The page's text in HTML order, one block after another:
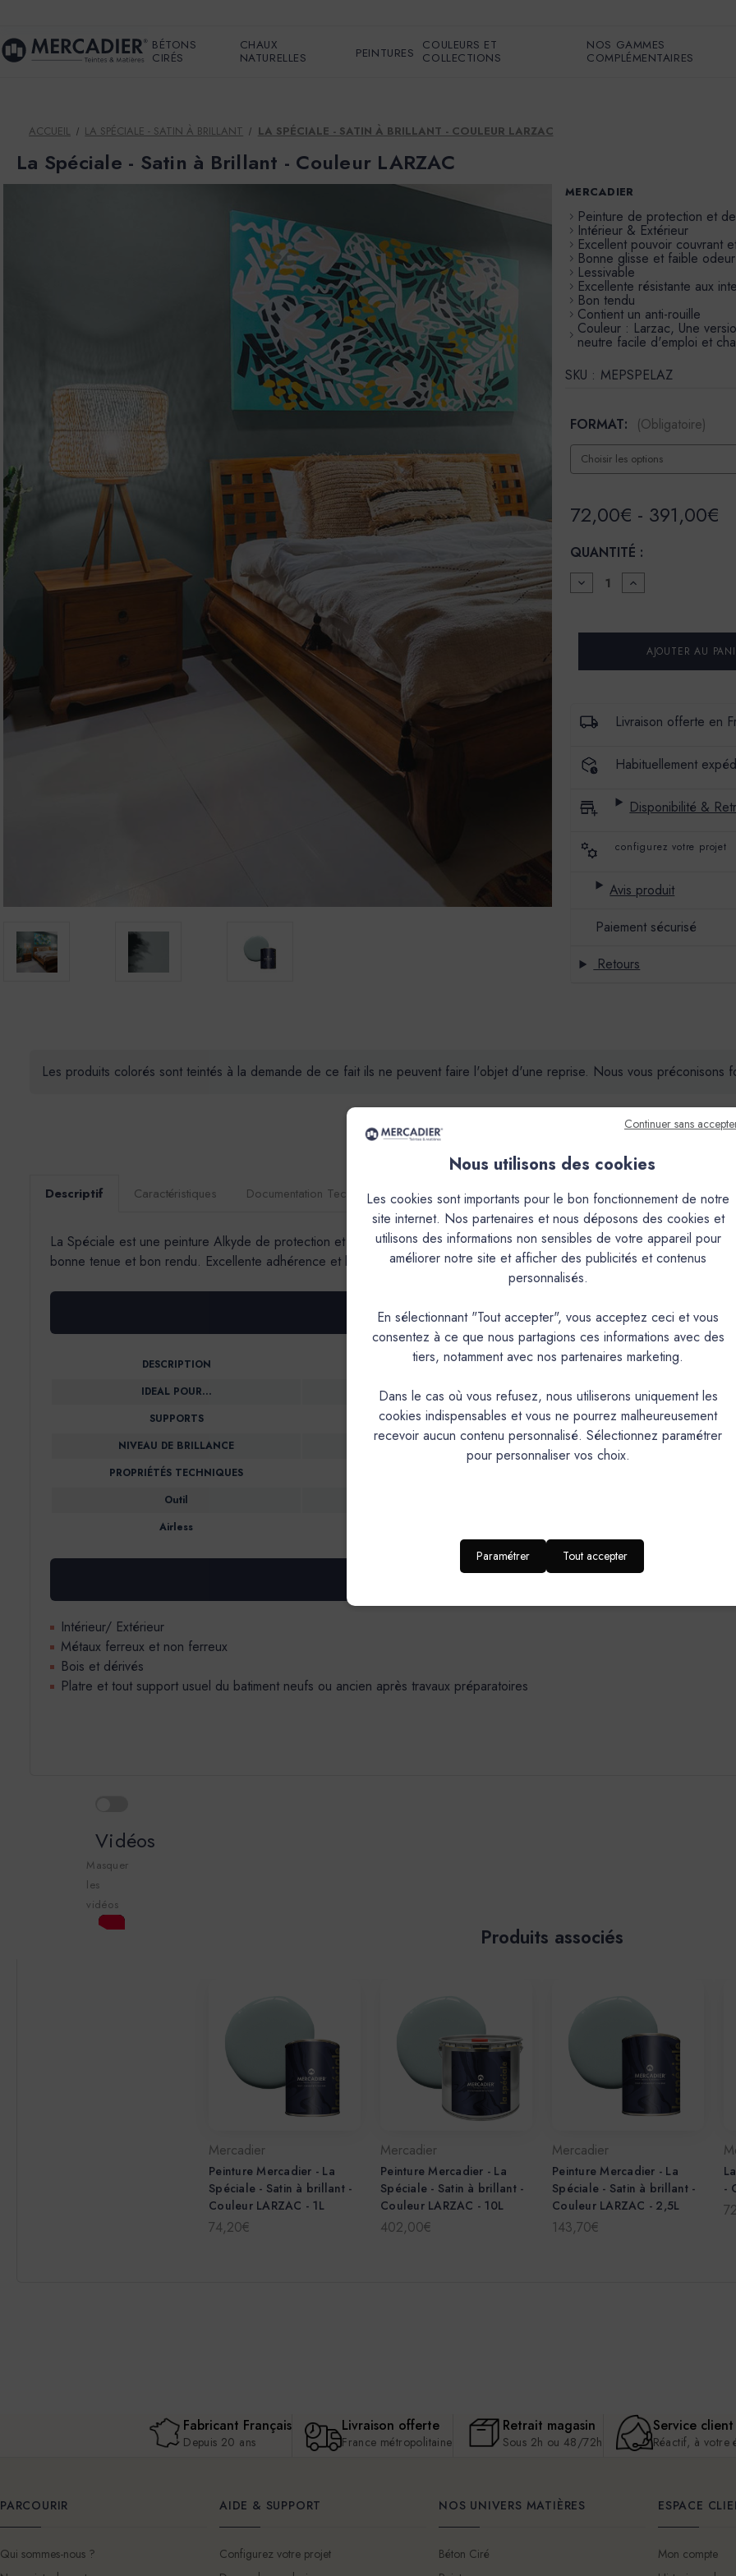
BÉTONS
CIRÉS
CHAUX
NATURELLES
PEINTURES
COULEURS ET
COLLECTIONS
NOS GAMMES
COMPLÉMENTAIRES
ACCUEIL LA SPÉCIALE - SATIN À BRILLANT LA SPÉCIALE - SATIN À BRILLANT - COULEUR LARZAC
La Spéciale - Satin à Brillant - Couleur LARZAC
MERCADIER
Peinture de protection et
Intérieur & Extérieur
Excellent pouvoir couvrant
Bonne glisse et faible odeur
Lessivable
Excellente résistante aux
Bon tendu
Contient un anti-rouille
Couleur : Larzac, Une
neutre facile d'emploi et
SKU : MEPSPELAZ
FORMAT: (Obligatoire)
72,00€ - 391,00€
QUANTITÉ :
DIMINUER
LA
LA
SATIN
COULEUR
AUGMENTER
LA
LA
SPÉCIALE
SATIN
COULEUR
Livraison offerte en
Habituellement
Disponibilité &
configurez votre projet
Avis produit
Paiement sécurisé
Retours
Les produits colorés sont teintés à la demande de ce fait ils ne peuvent faire l'objet d'une reprise. Nous vous préconisons
Descriptif Caractéristiques Documentation Technique Couleurs & Échantillons
La Spéciale est une peinture Alkyde de protection et de décoration pour les bois, métaux et tous supports usuels.
bonne tenue et bon rendu. Excellente adhérence et bonne résistance aux intempéries. Contient un anti-rouille. Aspect
PRODUIT
DESCRIPTION Peinture en phase aqueuse à base de
IDEAL POUR… Intérieur & Extérieur
SUPPORTS Bois & Métal
NIVEAU DE BRILLANCE Brillance ≤ (MAX) 85 (UB)
PROPRIÉTÉS TECHNIQUES
Outil
Airless Pression Airless : 100-130 bars - Embout :
DOMAINES D’APPLICATION-SUPPORTS
Intérieur/ Extérieur
Métaux ferreux et non ferreux
Bois et dérivés
Platre et tout support usuel du batiment neufs ou ancien après travaux préparatoires
Vidéos
Masquer
les
vidéos
Produits associés
Mercadier
Peinture Mercadier - La
Spéciale - Satin à brillant -
Couleur LARZAC - 1L
74,20€
Mercadier
Peinture Mercadier - La
Spéciale - Satin à brillant -
Couleur LARZAC - 10L
402,00€
Mercadier
Peinture Mercadier - La
Spéciale - Satin à brillant -
Couleur LARZAC - 2,5L
143,70€
-
Fabricant Français
Depuis 20 ans
Livraison offerte
France métropolitaine
Retrait magasin
Sous 2h ou 48/72h
Service client
Réactif, à votre
PARCOURIR
Qui sommes-nous ?
AIDE & SUPPORT
Configurez votre projet
NOS UNIVERS MATIÈRES
Béton Ciré
ESPACE
Mon compte
Continuer sans
Nous utilisons des cookies
Les cookies sont importants pour le bon fonctionnement de notre
site internet. Nos partenaires et nous déposons des cookies et
utilisons des informations non sensibles de votre appareil pour
améliorer notre site et afficher des publicités et contenus
personnalisés.
En sélectionnant "Tout accepter", vous acceptez ceci et vous
consentez à ce que nous partagions ces informations avec des
tiers, notamment avec nos partenaires marketing.
Dans le cas où vous refusez, nous utiliserons uniquement les
cookies indispensables et vous ne pourrez malheureusement
recevoir aucun contenu personnalisé. Sélectionnez paramétrer
pour personnaliser vos choix.
Paramétrer Tout accepter